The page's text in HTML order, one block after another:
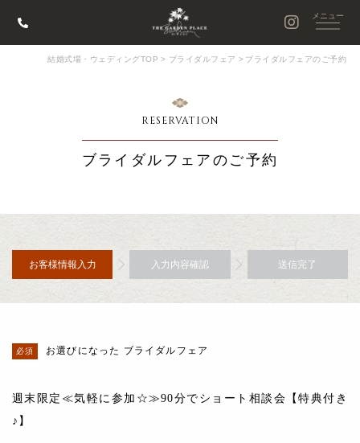
結婚式場・ウェディングTOP > ブライダルフェア > ブライダルフェアのご予約
RESERVATION
ブライダルフェアのご予約
お客様情報入力 入力内容確認 送信完了
お選びになった ブライダルフェア
週末限定≪気軽に参加☆≫90分でショート相談会【特典付き
♪】